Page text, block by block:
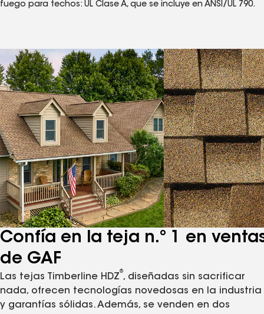
fuego para techos: UL Clase A, que se incluye en ANSI/UL 790.
Confía en la teja n.º 1 en
de GAF
Las tejas Timberline HDZ
®
, diseñadas sin sacrificar
nada, ofrecen tecnologías novedosas en la industria
y garantías sólidas. Además, se venden en dos